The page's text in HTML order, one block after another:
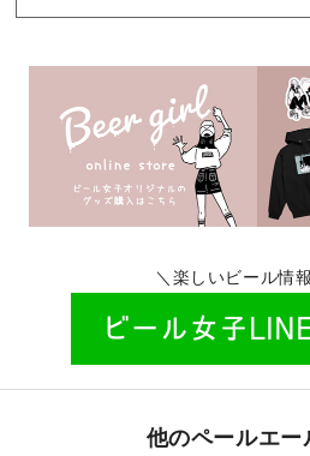
＼楽しいビール情
他のペールエー